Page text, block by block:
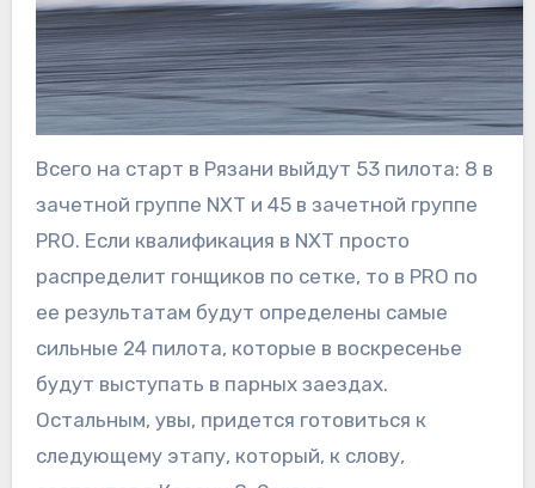
Всего на старт в Рязани выйдут 53 пилота: 8 в
зачетной группе NXT и 45 в зачетной группе
PRO. Если квалификация в NXT просто
распределит гонщиков по сетке, то в PRO по
ее результатам будут определены самые
сильные 24 пилота, которые в воскресенье
будут выступать в парных заездах.
Остальным, увы, придется готовиться к
следующему этапу, который, к слову,